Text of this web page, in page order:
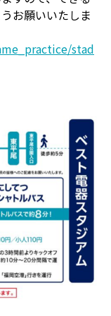
お願いいたしま
stad